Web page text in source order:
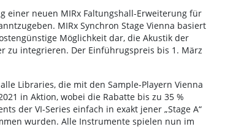
einer neuen MIRx Faltungshall-Erweiterung für
MIRx Synchron Stage Vienna basiert
Möglichkeit dar, die Akustik der
zu integrieren. Der Einführugspreis bis 1. März
Libraries, die mit den Sample-Playern Vienna
in Aktion, wobei die Rabatte bis zu 35 %
der VI-Series einfach in exakt jener „Stage A“
wurden. Alle Instrumente spielen nun im